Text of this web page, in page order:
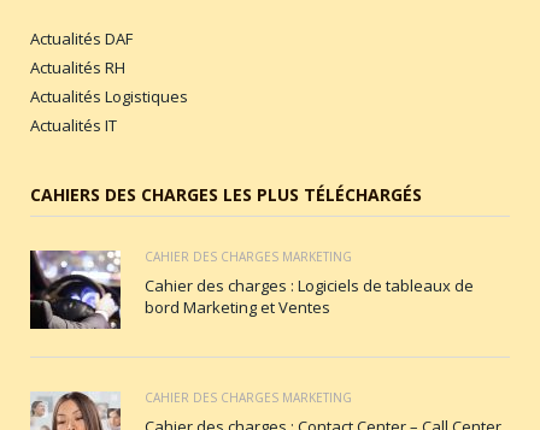
Actualités DAF
Actualités RH
Actualités Logistiques
Actualités IT
CAHIERS DES CHARGES LES PLUS TÉLÉCHARGÉS
CAHIER DES CHARGES MARKETING
Cahier des charges : Logiciels de tableaux de
bord Marketing et Ventes
CAHIER DES CHARGES MARKETING